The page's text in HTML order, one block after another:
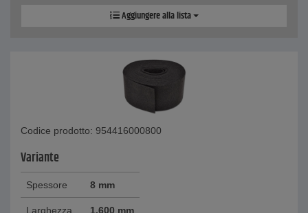
Aggiungere alla lista
Codice prodotto: 954416000800
Variante
Spessore 8 mm
Larghezza 1.600 mm